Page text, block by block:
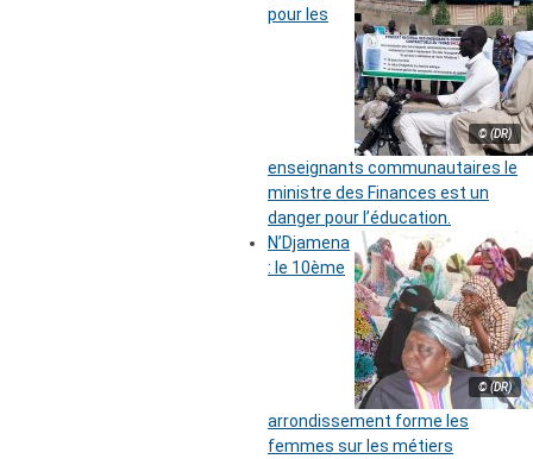
© (DR)
pour les
enseignants communautaires le
ministre des Finances est un
danger pour l’éducation.
© (DR)
N’Djamena
: le 10ème
arrondissement forme les
femmes sur les métiers